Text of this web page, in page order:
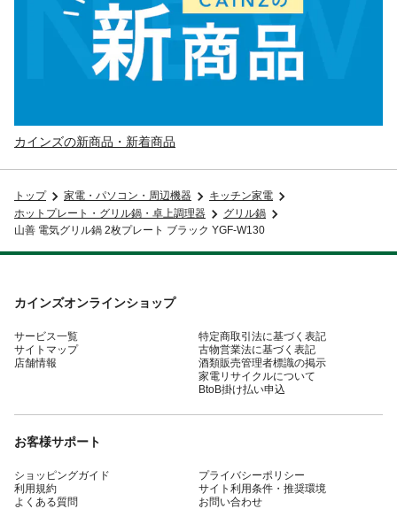
カインズの新商品・新着商品
トップ 家電・パソコン・周辺機器
キッチン家電
ホットプレート・グリル鍋・卓上調理器
グリル鍋
山善 電気グリル鍋 2枚プレート ブラック YGF-W130
カインズオンラインショップ
サービス一覧
サイトマップ
店舗情報
特定商取引法に基づく表記
古物営業法に基づく表記
酒類販売管理者標識の掲示
家電リサイクルについて
BtoB掛け払い申込
お客様サポート
ショッピングガイド
利用規約
よくある質問
プライバシーポリシー
サイト利用条件・推奨環境
お問い合わせ